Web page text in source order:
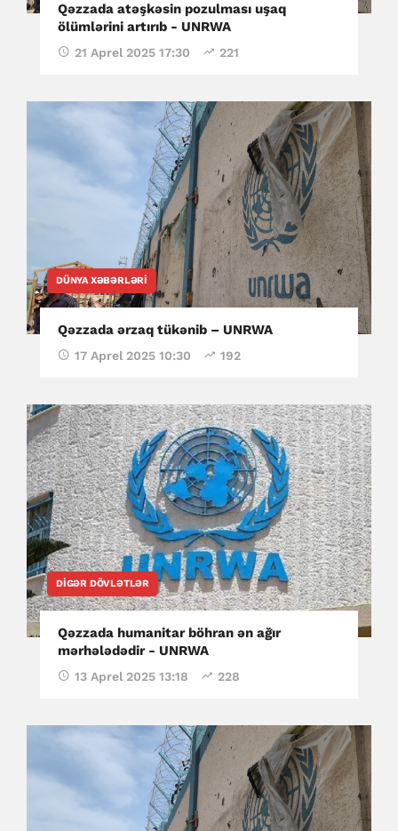
Qəzzada atəşkəsin pozulması uşaq
ölümlərini artırıb - UNRWA
21 Aprel 2025 17:30 221
DÜNYA XƏBƏRLƏRI
Qəzzada ərzaq tükənib – UNRWA
17 Aprel 2025 10:30 192
DIGƏR DÖVLƏTLƏR
Qəzzada humanitar böhran ən ağır
mərhələdədir - UNRWA
13 Aprel 2025 13:18 228